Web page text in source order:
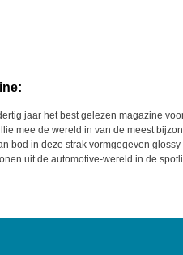
jaar het best gelezen magazine
mee de wereld in van de meest
bod in deze strak vormgegeven
uit de automotive-wereld in de